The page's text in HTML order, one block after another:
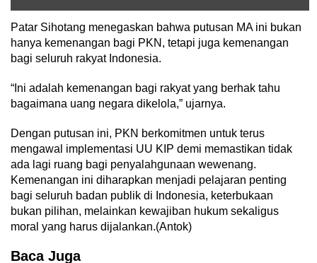
​Patar Sihotang menegaskan bahwa putusan MA ini bukan
hanya kemenangan bagi PKN, tetapi juga kemenangan
bagi seluruh rakyat Indonesia.
“Ini adalah kemenangan bagi rakyat yang berhak tahu
bagaimana uang negara dikelola,” ujarnya.
​Dengan putusan ini, PKN berkomitmen untuk terus
mengawal implementasi UU KIP demi memastikan tidak
ada lagi ruang bagi penyalahgunaan wewenang.
Kemenangan ini diharapkan menjadi pelajaran penting
bagi seluruh badan publik di Indonesia, keterbukaan
bukan pilihan, melainkan kewajiban hukum sekaligus
moral yang harus dijalankan.(Antok)
Baca Juga